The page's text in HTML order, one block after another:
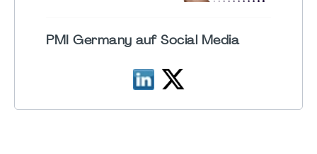
PMI Germany auf Social Media